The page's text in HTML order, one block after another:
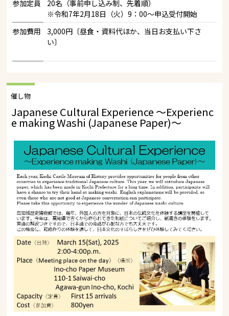
参加定員
20名（事前申し込み制、先着順）
※令和7年2月18日（火）9：00～申込受付開始
参加費用
3,000円〔昼食・資料代ほか、当日お支払い下さ
い〕
催し物
Japanese Cultural Experience ～Experienc
e making Washi (Japanese Paper)～